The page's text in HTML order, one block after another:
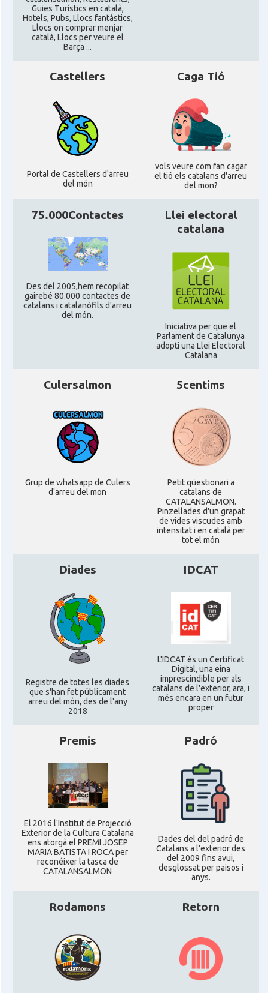
CAMON Catalans a SHEFFIELD
CAMON Catalans a SOUTHAMPTON
CAMON Catalans a STIRLING
CAMON Catalans a WIGHT
CAMON Catalans a YORK
Casal Catalans UK
Casal Centre Català d'Escòcia
Delegació
Delegació del Govern al Regne Unit i
Consolat Consolat general a Edinburgh
Consolat general a London
Guies Turístics en català,
Hotels, Pubs, Llocs fantàstics,
Llocs on comprar menjar
català, Llocs per veure el
Barça ...
Castellers
Portal de Castellers d'arreu
del món
Caga Tió
vols veure com fan cagar
el tió els catalans d'arreu
del mon?
75.000Contactes
Des del 2005,hem recopilat
gairebé 80.000 contactes de
catalans i catalanòfils d'arreu
del món.
Llei electoral
catalana
Iniciativa per que el
Parlament de Catalunya
adopti una Llei Electoral
Catalana
Culersalmon
Grup de whatsapp de Culers
d'arreu del mon
5centims
Petit qüestionari a
catalans de
CATALANSALMON.
Pinzellades d'un grapat
de vides viscudes amb
intensitat i en català per
tot el món
Diades
Registre de totes les diades
que s'han fet públicament
arreu del món, des de l'any
2018
IDCAT
L'IDCAT és un Certificat
Digital, una eina
imprescindible per als
catalans de l'exterior, ara, i
més encara en un futur
proper
Premis
El 2016 l'Institut de Projecció
Exterior de la Cultura Catalana
ens atorgà el PREMI JOSEP
MARIA BATISTA I ROCA per
reconéixer la tasca de
CATALANSALMON
Padró
Dades del del padró de
Catalans a l'exterior des
del 2009 fins avui,
desglossat per paisos i
anys.
Rodamons Retorn